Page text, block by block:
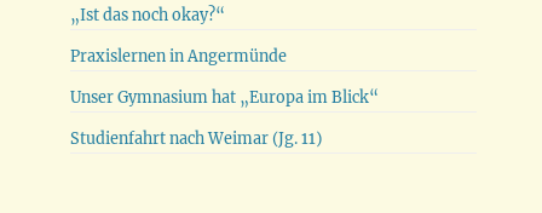
„Ist das noch okay?“
Praxislernen in Angermünde
Unser Gymnasium hat „Europa im Blick“
Studienfahrt nach Weimar (Jg. 11)